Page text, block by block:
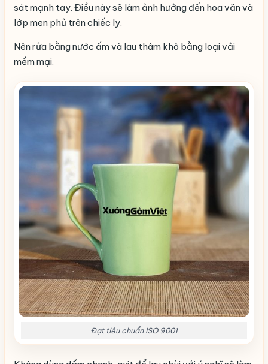
sát mạnh tay. Điều này sẽ làm ảnh hưởng đến hoa văn và
lớp men phủ trên chiếc ly.
Nên rửa bằng nước ấm và lau thâm khô bằng loại vải
mềm mại.
Đạt tiêu chuẩn ISO 9001